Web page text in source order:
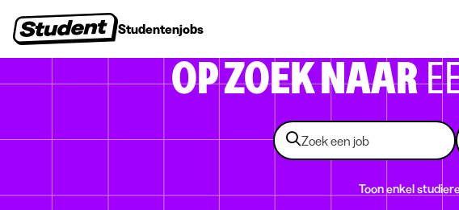
Studentenjobs
OP ZOEK NAAR
Toon enkel